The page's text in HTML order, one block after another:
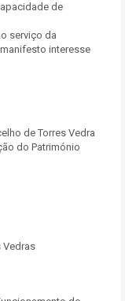
de
serviço da
interesse
de Torres Vedra
do Património
Vedras